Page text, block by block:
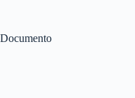
Documento